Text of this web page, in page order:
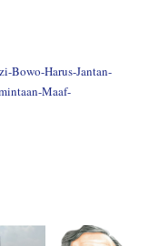
Bowo-Harus-Jantan-
Maaf-